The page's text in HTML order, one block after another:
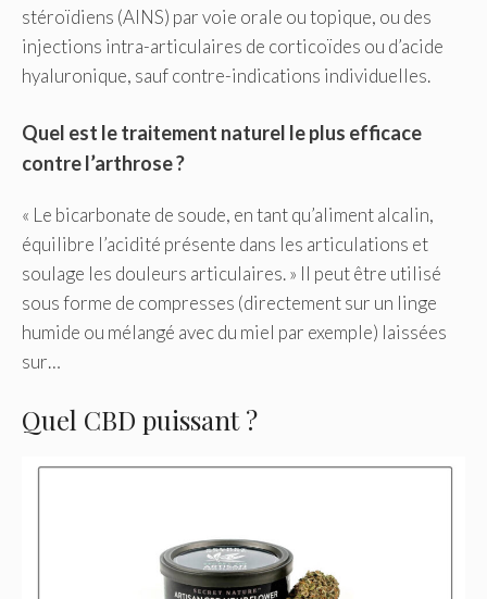
stéroïdiens (AINS) par voie orale ou topique, ou des
injections intra-articulaires de corticoïdes ou d’acide
hyaluronique, sauf contre-indications individuelles.
Quel est le traitement naturel le plus efficace
contre l’arthrose ?
« Le bicarbonate de soude, en tant qu’aliment alcalin,
équilibre l’acidité présente dans les articulations et
soulage les douleurs articulaires. » Il peut être utilisé
sous forme de compresses (directement sur un linge
humide ou mélangé avec du miel par exemple) laissées
sur…
Quel CBD puissant ?